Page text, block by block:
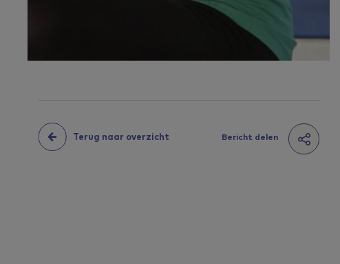
Bericht delen
Terug naar overzicht